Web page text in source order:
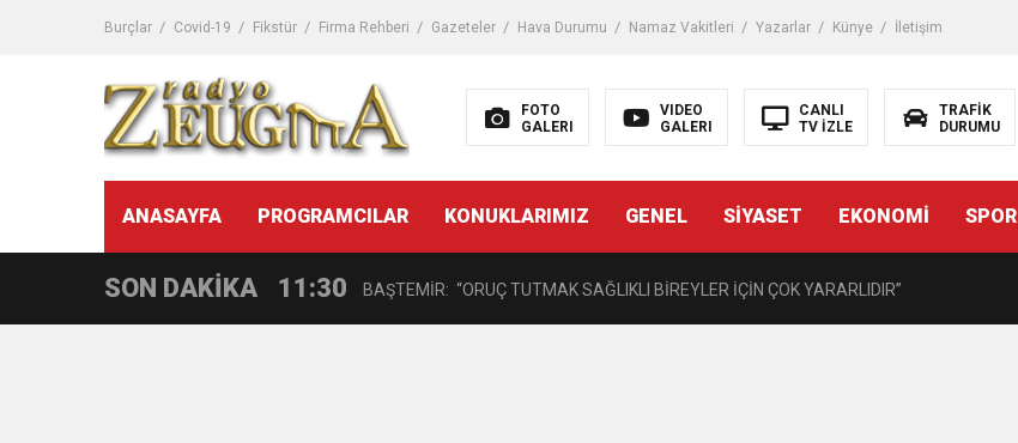
Burçlar Covid-19 Fikstür Firma Rehberi Gazeteler Hava Durumu Namaz Vakitleri Yazarlar Künye İletişim
FOTO
GALERI
VIDEO
GALERI
CANLI
TV İZLE
TRAFİK
DURUMU
ANASAYFA PROGRAMCILAR KONUKLARIMIZ GENEL SİYASET EKONOMİ SPOR
SON DAKİKA
14:08 Gaziantep FK o yıldızı getiriyor
11:59 GÖĞÜS HASTALIKLARI UZMANINDAN LİSELİLERE BİLGİLENDİRME
11:30 BAŞTEMİR: “ORUÇ TUTMAK SAĞLIKLI BİREYLER İÇİN ÇOK YARARLIDIR”